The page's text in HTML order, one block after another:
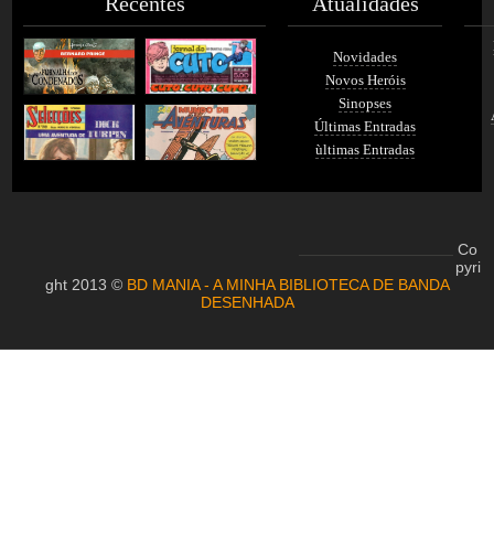
Novidades
Novos Heróis
Sinopses
Últimas Entradas
ùltimas Entradas
Co
pyri
ght 2013 © BD MANIA - A MINHA BIBLIOTECA DE BANDA
DESENHADA